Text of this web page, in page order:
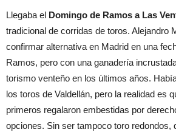
Llegaba el Domingo de Ramos a Las
tradicional de corridas de toros. Alejandro
confirmar alternativa en Madrid en una
Ramos, pero con una ganadería
torismo venteño en los últimos años.
los toros de Valdellán, pero la realidad es
primeros regalaron embestidas por
opciones. Sin ser tampoco toro redondos,